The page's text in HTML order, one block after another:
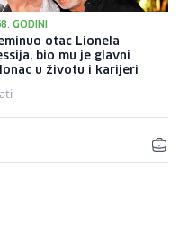
GODINI
otac Lionela
bio mu je glavni
u životu i karijeri